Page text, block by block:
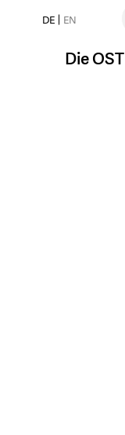
DE EN
Die OST